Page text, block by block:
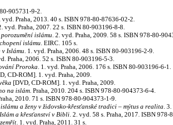
905731-9-2.
vyd. Praha, 2013. 40 s. ISBN 978-80-87636-02-2.
vyd. Praha, 2007. 22 s. ISBN 80-903196-8-8.
islámu. 2. vyd. Praha, 2009. 58 s. ISBN 978-80-
islámu. EIRC. 105 s.
Islámu. 1. vyd. Praha, 2006. 48 s. ISBN 80-903196-2-9.
Praha, 2006. 52 s. ISBN 80-903196-5-3.
Proroka. 1. vyd. Praha, 2006. 176 s. ISBN 80-903196-6-1.
CD-ROM]. 1. vyd. Praha, 2009.
[DVD, CD-ROM]. 1. vyd. Praha, 2009.
na islám. Praha, 2010. 204 s. ISBN 978-80-904373-6-4.
2010. 71 s. ISBN 978-80-904373-1-9.
a ženy v židovsko-křesťanské tradici – mýtus a realita.
Islám a křesťanství v Bibli. 2. vyd. 58 s. Praha, 2017. ISBN 978-
. 1. vyd. Praha, 2011. 31 s.